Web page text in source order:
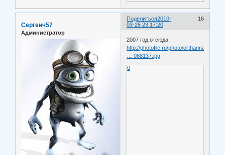
Поделиться 16
2010-
03-26 23:17:20
Сергеич57
Администратор
2007 год отсюда
http://photofile.ru/photo/orthannaer/30
… 088137.jpg
0